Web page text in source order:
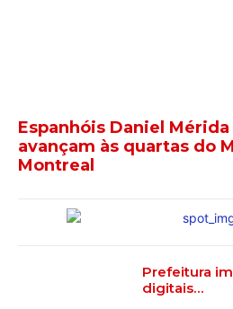
Espanhóis Daniel
avançam às quartas do
Montreal
Prefeitura
digitais…